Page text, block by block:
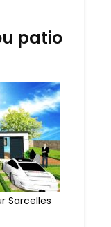
patio
Sarcelles